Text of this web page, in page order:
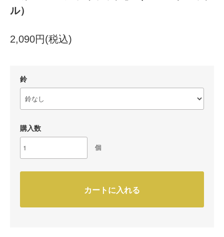
ル）
2,090円(税込)
鈴
購入数
個
カートに入れる